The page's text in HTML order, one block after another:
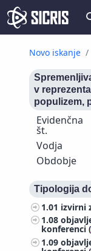
Novo iskanje
v
populizem,
Evidenčna
št.
Vodja
Obdobje
Tipologija
1.01 izvirni
1.08
konferenci
1.09